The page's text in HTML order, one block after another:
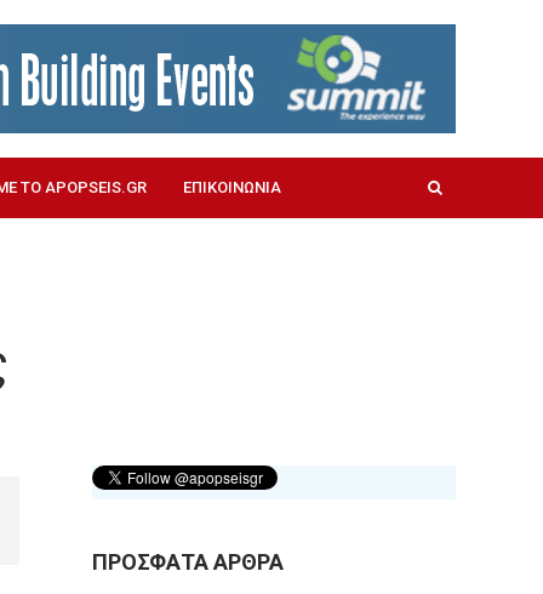
ΤΟ APOPSEIS.GR ΕΠΙΚΟΙΝΩΝΙΑ
ΠΡΟΣΦΑΤΑ ΑΡΘΡΑ